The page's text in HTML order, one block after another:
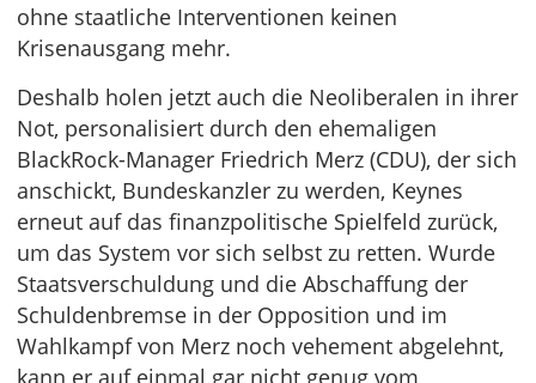
ohne staatliche Interventionen keinen
Krisenausgang mehr.
Deshalb holen jetzt auch die Neoliberalen in ihrer
Not, personalisiert durch den ehemaligen
BlackRock-Manager Friedrich Merz (CDU), der sich
anschickt, Bundeskanzler zu werden, Keynes
erneut auf das finanzpolitische Spielfeld zurück,
um das System vor sich selbst zu retten. Wurde
Staatsverschuldung und die Abschaffung der
Schuldenbremse in der Opposition und im
Wahlkampf von Merz noch vehement abgelehnt,
kann er auf einmal gar nicht genug vom